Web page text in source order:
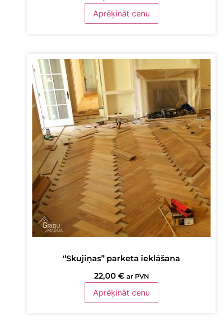
Aprēķināt cenu
“Skujiņas” parketa ieklāšana
22,00 € ar PVN
Aprēķināt cenu